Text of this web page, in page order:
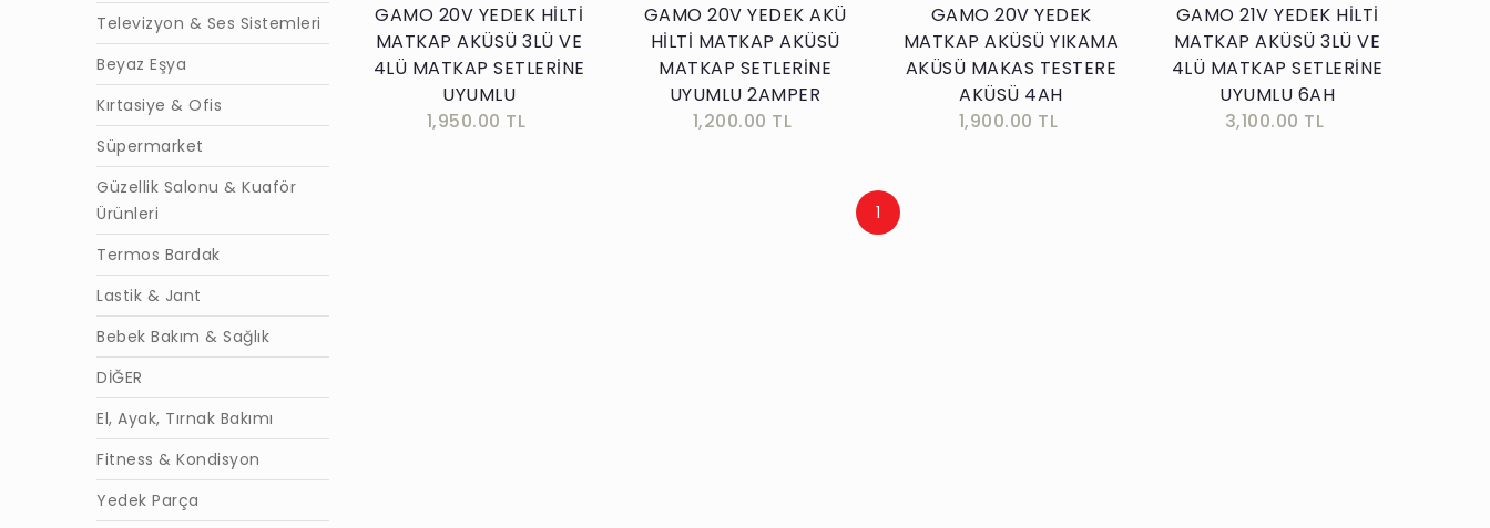
Televizyon & Ses Sistemleri
Beyaz Eşya
Kırtasiye & Ofis
Süpermarket
Güzellik Salonu & Kuaför
Ürünleri
Termos Bardak
Lastik & Jant
Bebek Bakım & Sağlık
DİĞER
El, Ayak, Tırnak Bakımı
Fitness & Kondisyon
Yedek Parça
GAMO 20V YEDEK HİLTİ
MATKAP AKÜSÜ 3LÜ VE
4LÜ MATKAP SETLERİNE
UYUMLU
1,950.00 TL
GAMO 20V YEDEK AKÜ
HİLTİ MATKAP AKÜSÜ
MATKAP SETLERİNE
UYUMLU 2AMPER
1,200.00 TL
GAMO 20V YEDEK
MATKAP AKÜSÜ YIKAMA
AKÜSÜ MAKAS TESTERE
AKÜSÜ 4AH
1,900.00 TL
GAMO 21V YEDEK HİLTİ
MATKAP AKÜSÜ 3LÜ VE
4LÜ MATKAP SETLERİNE
UYUMLU 6AH
3,100.00 TL
1